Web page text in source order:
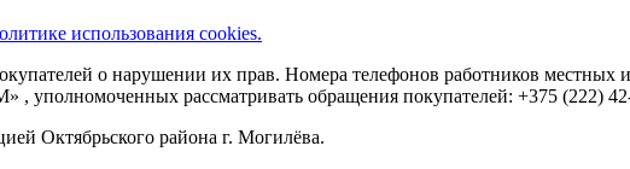
использования cookies.
о нарушении их прав. Номера телефонов работников местных
уполномоченных рассматривать обращения покупателей: +375 (222)
Октябрьского района г. Могилёва.